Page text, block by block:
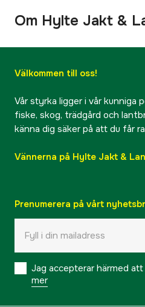
Om Hylte Jakt &
Välkommen till oss!
Vår styrka ligger i vår kunniga
fiske, skog, trädgård och
känna dig säker på att du får
Vännerna på Hylte Jakt &
Prenumerera på vårt
Jag accepterar härmed
mer